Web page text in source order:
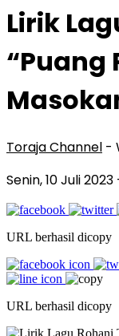
Lirik
“Puang
Toraja Channel -
Senin, 10 Juli 2023
URL berhasil dicopy
URL berhasil dicopy